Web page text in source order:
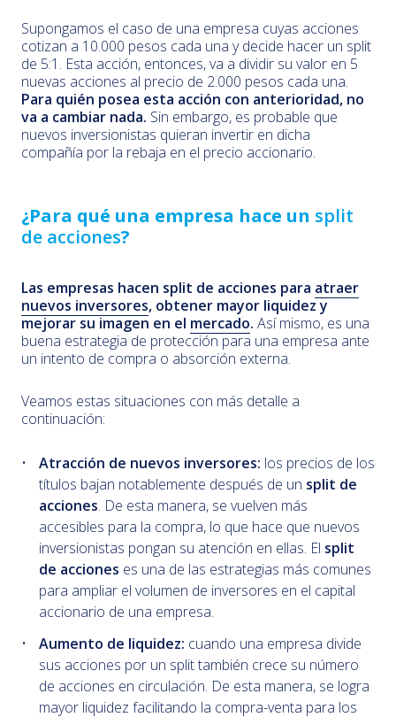
Supongamos el caso de una empresa cuyas acciones
cotizan a 10.000 pesos cada una y decide hacer un split
de 5:1. Esta acción, entonces, va a dividir su valor en 5
nuevas acciones al precio de 2.000 pesos cada una.
Para quién posea esta acción con anterioridad, no
va a cambiar nada. Sin embargo, es probable que
nuevos inversionistas quieran invertir en dicha
compañía por la rebaja en el precio accionario.
¿Para qué una empresa hace un split
de acciones?
Las empresas hacen split de acciones para atraer
nuevos inversores, obtener mayor liquidez y
mejorar su imagen en el mercado. Así mismo, es una
buena estrategia de protección para una empresa ante
un intento de compra o absorción externa.
Veamos estas situaciones con más detalle a
continuación:
Atracción de nuevos inversores: los precios de los
títulos bajan notablemente después de un split de
acciones. De esta manera, se vuelven más
accesibles para la compra, lo que hace que nuevos
inversionistas pongan su atención en ellas. El split
de acciones es una de las estrategias más comunes
para ampliar el volumen de inversores en el capital
accionario de una empresa.
Aumento de liquidez: cuando una empresa divide
sus acciones por un split también crece su número
de acciones en circulación. De esta manera, se logra
mayor liquidez facilitando la compra-venta para los